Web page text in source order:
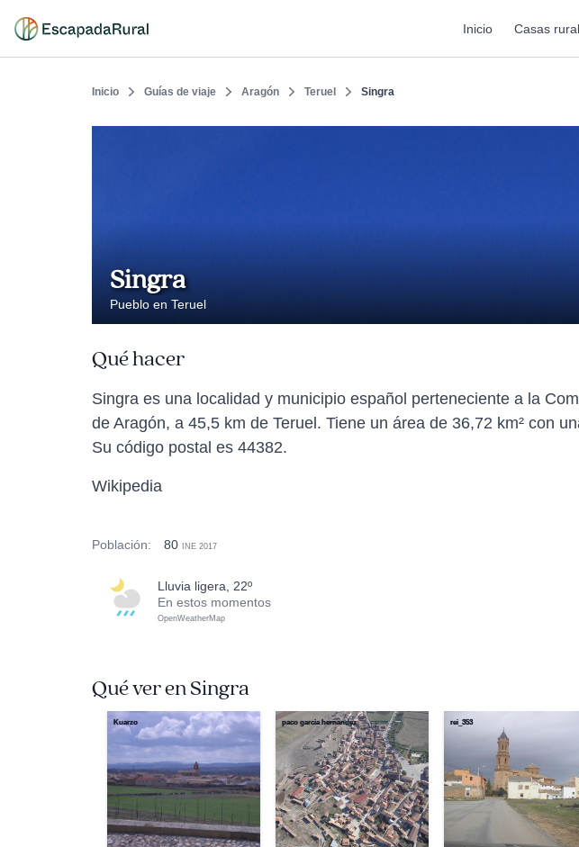
Inicio Casas
Inicio Guías de viaje Aragón Teruel Singra
Singra
Pueblo en Teruel
Qué hacer
Singra es una localidad y municipio español perteneciente a la
de Aragón, a 45,5 km de Teruel. Tiene un área de 36,72 km² con
Su código postal es 44382.
Wikipedia
Población: 80 INE 2017
lluvia ligera, 22º
En estos momentos
OpenWeatherMap
Qué ver en Singra
Kuarzo paco garcia hernandez rei_353